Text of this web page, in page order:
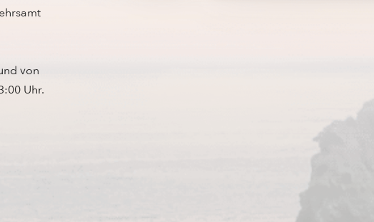
von
Uhr.